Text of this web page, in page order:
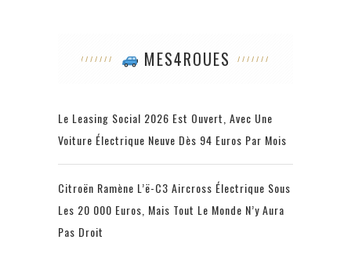
MES4ROUES
Le Leasing Social 2026 Est Ouvert, Avec Une
Voiture Électrique Neuve Dès 94 Euros Par Mois
Citroën Ramène L’ë-C3 Aircross Électrique Sous
Les 20 000 Euros, Mais Tout Le Monde N’y Aura
Pas Droit